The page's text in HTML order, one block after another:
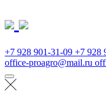
+7 928 901-31-09 +7 928
office-proagro@mail.ru